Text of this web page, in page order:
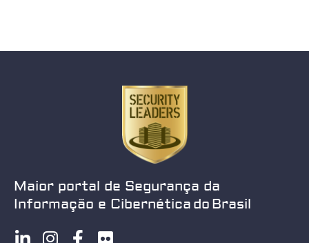
Maior portal de Segurança da
Informação e Cibernética do Brasil